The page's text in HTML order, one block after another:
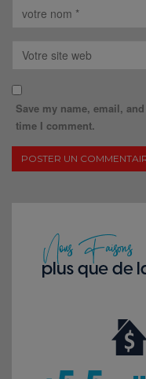
Save my name, email,
time I comment.